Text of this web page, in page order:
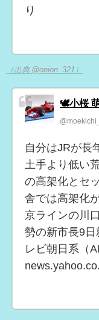
り
（出典 @onion_321）
🕊️小桜
自分はJRが長
土手より低い
の高架化とセ
舎では高架化
京ラインの川
勢の新市長9
レビ朝日系（